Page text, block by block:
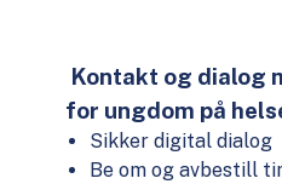
Kontakt og dialog
for ungdom på
Sikker digital dialog
Be om og avbestill